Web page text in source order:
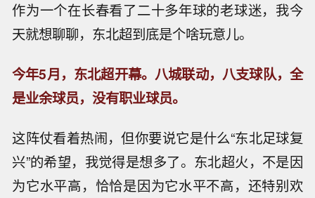
作为一个在长春看了二十多年球的老球迷，我今
天就想聊聊，东北超到底是个啥玩意儿。
今年5月，东北超开幕。八城联动，八支球队，全
是业余球员，没有职业球员。
这阵仗看着热闹，但你要说它是什么“东北足球复
兴”的希望，我觉得是想多了。东北超火，不是因
为它水平高，恰恰是因为它水平不高，还特别欢